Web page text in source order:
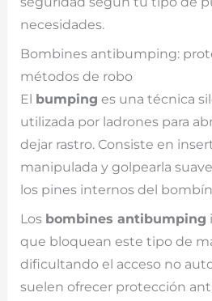
necesidades.
Bombines antibumping:
métodos de robo
El
bumping es una técnica
utilizada por ladrones para
dejar rastro. Consiste en
manipulada y golpearla
los pines internos del
Los bombines antibumping
que bloquean este tipo de
dificultando el acceso no
suelen ofrecer protección